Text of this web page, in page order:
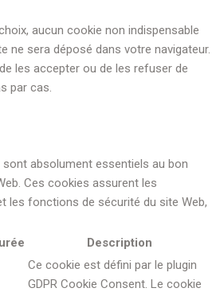
aucun cookie non indispensable
ne sera déposé dans votre navigateur.
les accepter ou de les refuser de
par cas.
absolument essentiels au bon
Ces cookies assurent les
les fonctions de sécurité du site Web,
Description
Ce cookie est défini par le plugin
GDPR Cookie Consent. Le cookie